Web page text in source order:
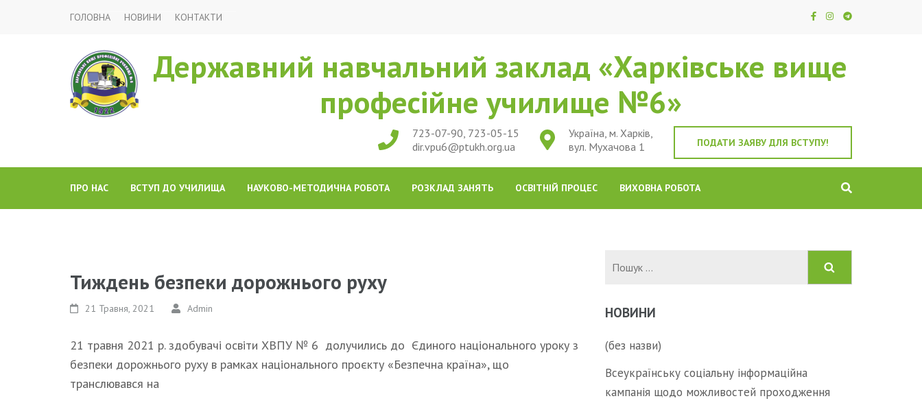
ГОЛОВНА НОВИНИ КОНТАКТИ
Державний навчальний заклад «Харківське вище
професійне училище №6»
ПОДАТИ ЗАЯВУ ДЛЯ ВСТУПУ!
Україна, м. Харків,
вул. Мухачова 1
723-07-90, 723-05-15
dir.vpu6@ptukh.org.ua
ПРО НАС ВСТУП ДО УЧИЛИЩА НАУКОВО-МЕТОДИЧНА РОБОТА РОЗКЛАД ЗАНЯТЬ ОСВІТНІЙ ПРОЦЕС ВИХОВНА РОБОТА
Тиждень безпеки дорожнього руху
21 Травня, 2021 Admin
21 травня 2021 р. здобувачі освіти ХВПУ № 6 долучились до Єдиного національного уроку з
безпеки дорожнього руху в рамках національного проєкту «Безпечна країна», що
транслювався на
Пошук:
НОВИНИ
(без назви)
Всеукраїнську соціальну інформаційна
кампанія щодо можливостей проходження